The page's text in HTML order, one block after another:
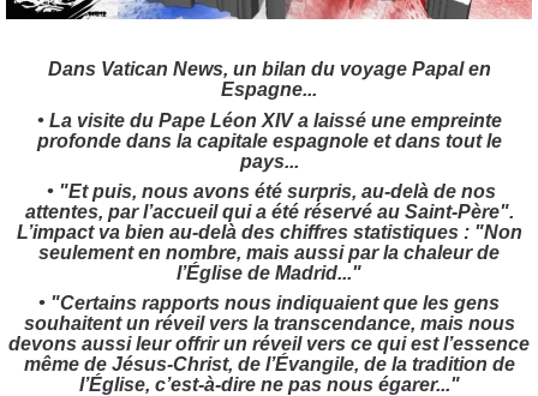
Dans Vatican News, un bilan du voyage Papal en
Espagne...
• La visite du Pape Léon XIV a laissé une empreinte
profonde dans la capitale espagnole et dans tout le
pays...
• "Et puis, nous avons été surpris, au-delà de nos
attentes, par l’accueil qui a été réservé au Saint-Père".
L’impact va bien au-delà des chiffres statistiques : "Non
seulement en nombre, mais aussi par la chaleur de
l’Église de Madrid..."
• "Certains rapports nous indiquaient que les gens
souhaitent un réveil vers la transcendance, mais nous
devons aussi leur offrir un réveil vers ce qui est l’essence
même de Jésus-Christ, de l’Évangile, de la tradition de
l’Église, c’est-à-dire ne pas nous égarer..."